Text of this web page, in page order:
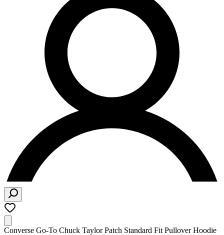
Converse Go-To Chuck Taylor Patch Standard Fit Pullover Hoodie